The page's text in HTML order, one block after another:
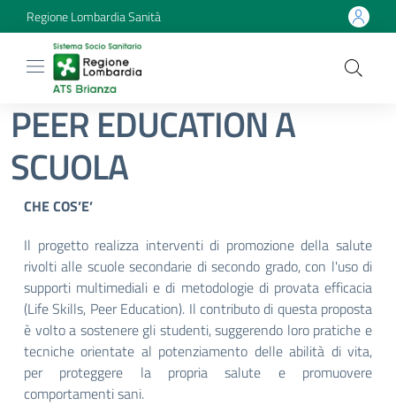
Regione Lombardia Sanità
PEER EDUCATION A
SCUOLA
CHE COS’E’
Il progetto realizza interventi di promozione della salute
rivolti alle scuole secondarie di secondo grado, con l'uso di
supporti multimediali e di metodologie di provata efficacia
(Life Skills, Peer Education). Il contributo di questa proposta
è volto a sostenere gli studenti, suggerendo loro pratiche e
tecniche orientate al potenziamento delle abilità di vita,
per proteggere la propria salute e promuovere
comportamenti sani.